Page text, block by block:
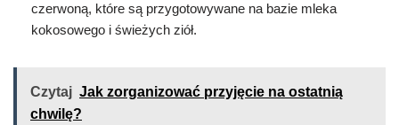
czerwoną, które są przygotowywane na bazie mleka
kokosowego i świeżych ziół.
Czytaj Jak zorganizować przyjęcie na ostatnią
chwilę?